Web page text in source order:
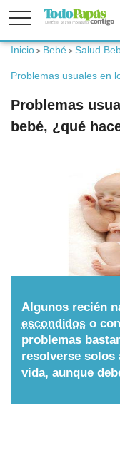
Embarazo
Nombres
Inicio > Bebé > Salud
Problemas usuales en
Problemas
bebé, ¿qué
Algunos recién
escondidos o
problemas
resolverse solos
vida, aunque